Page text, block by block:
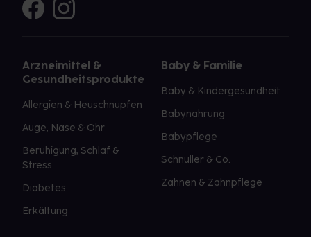
Arzneimittel &
Gesundheitsprodukte
Allergien & Heuschnupfen
Auge, Nase & Ohr
Beruhigung, Schlaf &
Stress
Diabetes
Erkältung
Baby & Familie
Baby & Kindergesundheit
Babynahrung
Babypflege
Schnuller & Co.
Zahnen & Zahnpflege